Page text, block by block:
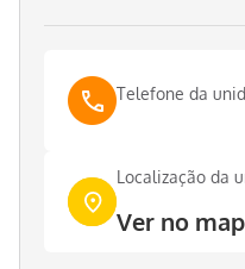
Telefone da
Localização da
Ver no